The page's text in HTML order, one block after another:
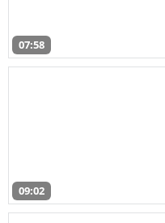
07:58
09:02